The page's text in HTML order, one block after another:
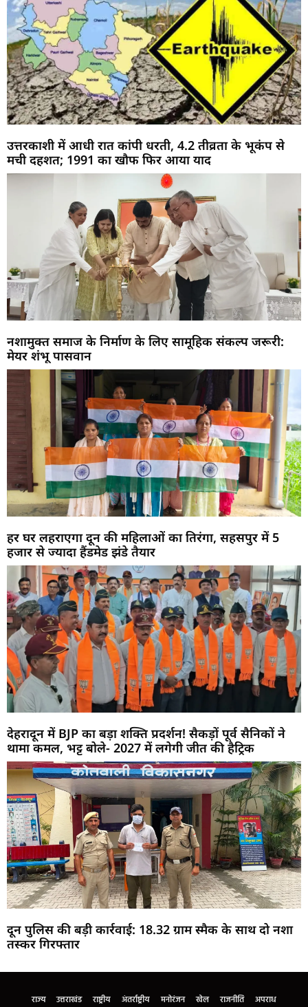
उत्तरकाशी में आधी रात कांपी धरती, 4.2 तीव्रता के भूकंप से
मची दहशत; 1991 का खौफ फिर आया याद
नशामुक्त समाज के निर्माण के लिए सामूहिक संकल्प जरूरी:
मेयर शंभू पासवान
हर घर लहराएगा दून की महिलाओं का तिरंगा, सहसपुर में 5
हजार से ज्यादा हैंडमेड झंडे तैयार
देहरादून में BJP का बड़ा शक्ति प्रदर्शन! सैकड़ों पूर्व सैनिकों ने
थामा कमल, भट्ट बोले- 2027 में लगेगी जीत की हैट्रिक
दून पुलिस की बड़ी कार्रवाई: 18.32 ग्राम स्मैक के साथ दो नशा
तस्कर गिरफ्तार
राज्य उत्तराखंड राष्ट्रीय अंतर्राष्ट्रीय मनोरंजन खेल राजनीति अपराध